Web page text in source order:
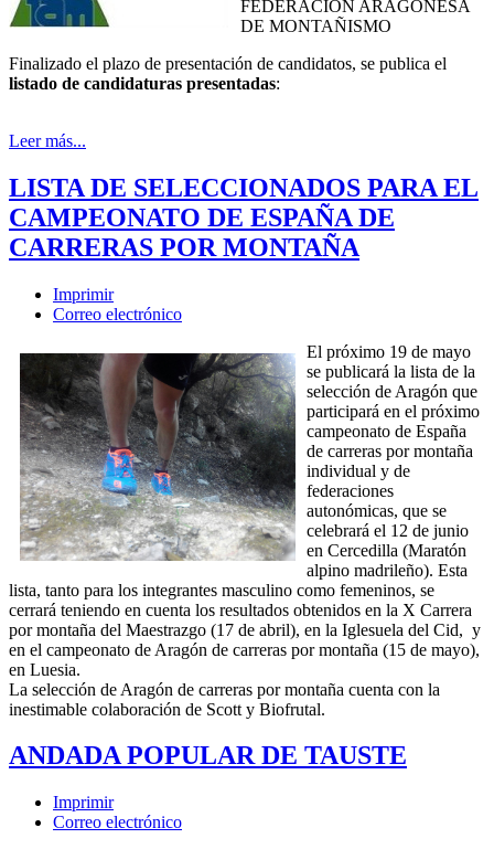
FEDERACIÓN ARAGONESA
DE MONTAÑISMO
Finalizado el plazo de presentación de candidatos, se publica el
listado de candidaturas presentadas:
Leer más...
LISTA DE SELECCIONADOS PARA EL
CAMPEONATO DE ESPAÑA DE
CARRERAS POR MONTAÑA
Imprimir
Correo electrónico
El próximo 19 de mayo
se publicará la lista de la
selección de Aragón que
participará en el próximo
campeonato de España
de carreras por montaña
individual y de
federaciones
autonómicas, que se
celebrará el 12 de junio
en Cercedilla (Maratón
alpino madrileño). Esta
lista, tanto para los integrantes masculino como femeninos, se
cerrará teniendo en cuenta los resultados obtenidos en la X Carrera
por montaña del Maestrazgo (17 de abril), en la Iglesuela del Cid, y
en el campeonato de Aragón de carreras por montaña (15 de mayo),
en Luesia.
La selección de Aragón de carreras por montaña cuenta con la
inestimable colaboración de Scott y Biofrutal.
ANDADA POPULAR DE TAUSTE
Imprimir
Correo electrónico